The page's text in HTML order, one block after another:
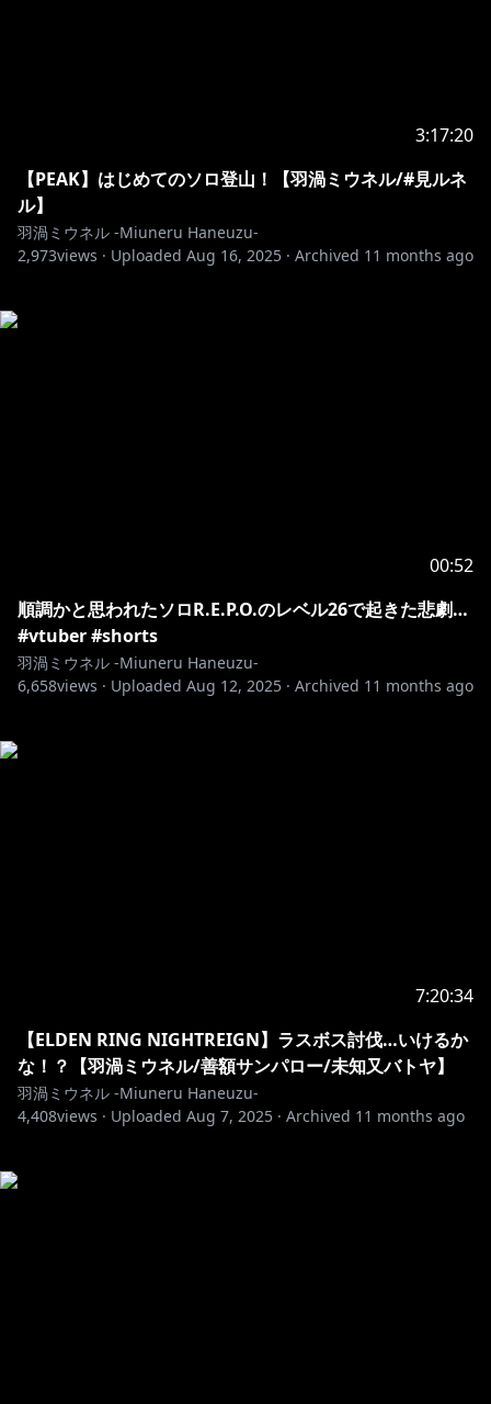
3:17:20
【PEAK】はじめてのソロ登山！【羽渦ミウネル/#見ルネ
ル】
羽渦ミウネル -Miuneru Haneuzu-
2,973views · Uploaded Aug 16, 2025 · Archived 11 months ago
00:52
順調かと思われたソロR.E.P.O.のレベル26で起きた悲劇…
#vtuber #shorts
羽渦ミウネル -Miuneru Haneuzu-
6,658views · Uploaded Aug 12, 2025 · Archived 11 months ago
7:20:34
【ELDEN RING NIGHTREIGN】ラスボス討伐…いけるか
な！？【羽渦ミウネル/善額サンパロー/未知又バトヤ】
羽渦ミウネル -Miuneru Haneuzu-
4,408views · Uploaded Aug 7, 2025 · Archived 11 months ago